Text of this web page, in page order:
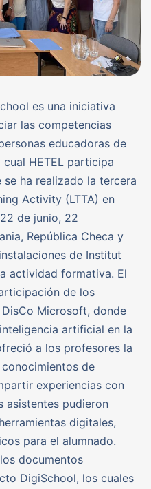
es una iniciativa
las competencias
educadoras de
HETEL participa
ha realizado la tercera
Activity (LTTA) en
de junio, 22
República Checa y
de Institut
actividad formativa. El
de los
Microsoft, donde
artificial en la
a los profesores la
de
experiencias con
asistentes pudieron
digitales,
para el alumnado.
documentos
DigiSchool, los cuales